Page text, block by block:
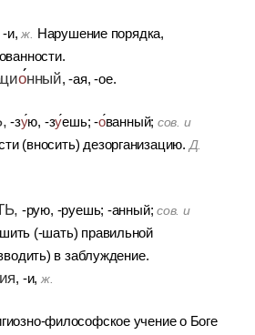
-и,ж.
Нарушение порядка,
онный, -ая, -ое.
-зую, -зуешь; -ованный; сов. и
(вносить) дезорганизацию. Д.
-рую, -руешь; -анный;сов. и
(-шать) правильной
в заблуждение.
, -и, ж.
философское учение о Боге